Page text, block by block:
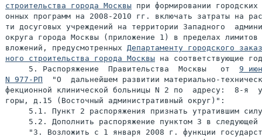
строительства города Москвы при формировании
онных программ на 2008-2010 гг. включать затраты на
ти досуговых учреждений на территории Западного
округа города Москвы (приложение 1) в пределах лимитов
вложений, предусмотренных Департаменту городского
ного строительства города Москвы на соответствующие
     5. Распоряжение  Правительства  Москвы   от
9
N 977-РП
"О  дальнейшем развитии материально-
фекционной клинической больницы N 2 по  адресу:  8-я
горы, д.15 (Восточный административный округ)":
5.1. Пункт 2 распоряжения признать утратившим
5.2. Дополнить распоряжение пунктом 3 в следующей
"3. Возложить с 1 января 2008 г. функции